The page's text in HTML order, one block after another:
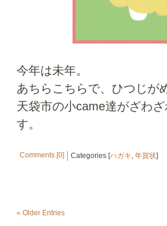
今年は未年。
あちらこちらで、ひつじが
天袋市の小came達がざわ
す。
Comments [0] Categories [ハガキ 年賀状]
« Older Entries